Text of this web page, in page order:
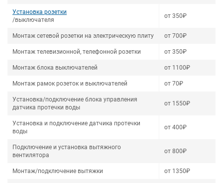
Установка розетки
/выключателя
от 350₽
Монтаж сетевой розетки на электрическую плиту от 700₽
Монтаж телевизионной, телефонной розетки от 350₽
Монтаж блока выключателей от 1100₽
Монтаж рамок розеток и выключателей от 70₽
Установка/подключение блока управления
датчика протечки воды
от 1550₽
Установка и подключение датчика протечки
воды
от 400₽
Подключение и установка вытяжного
вентилятора
от 800₽
Монтаж/подключение вытяжки от 1350₽